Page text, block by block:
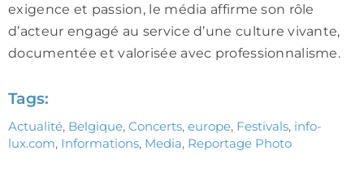
exigence et passion, le média affirme son rôle
d’acteur engagé au service d’une culture vivante,
documentée et valorisée avec professionnalisme.
Tags:
Actualité, Belgique, Concerts, europe, Festivals, info-
lux.com, Informations, Media, Reportage Photo